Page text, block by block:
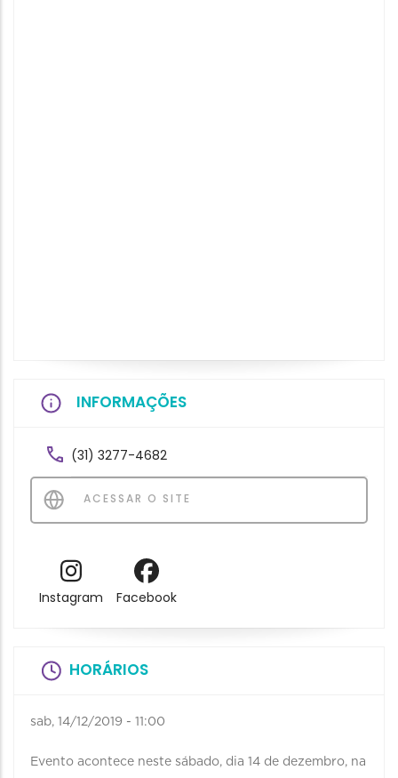
INFORMAÇÕES
(31) 3277-4682
ACESSAR O SITE
Instagram Facebook
HORÁRIOS
sab, 14/12/2019 - 11:00
Evento acontece neste sábado, dia 14 de dezembro, na